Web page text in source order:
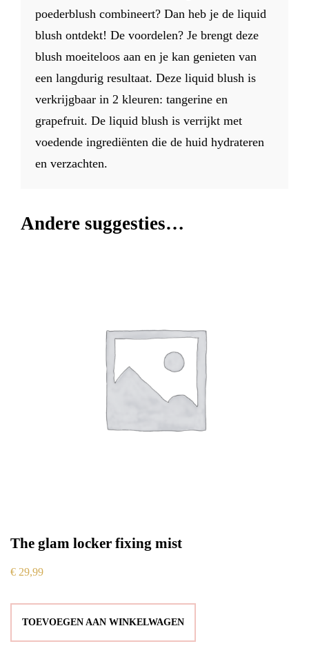
poederblush combineert? Dan heb je de liquid
blush ontdekt! De voordelen? Je brengt deze
blush moeiteloos aan en je kan genieten van
een langdurig resultaat. Deze liquid blush is
verkrijgbaar in 2 kleuren: tangerine en
grapefruit. De liquid blush is verrijkt met
voedende ingrediënten die de huid hydrateren
en verzachten.
Andere suggesties…
The glam locker fixing mist
€ 29,99
TOEVOEGEN AAN WINKELWAGEN